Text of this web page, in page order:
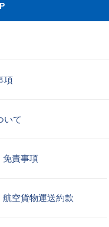
項
いて
免責事項
航空貨物運送約款